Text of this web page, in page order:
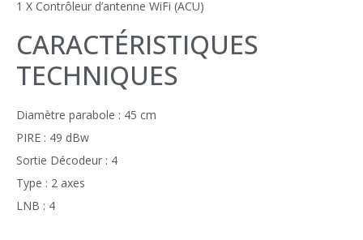
1 X Contrôleur d’antenne WiFi (ACU)
CARACTÉRISTIQUES
TECHNIQUES
Diamètre parabole : 45 cm
PIRE : 49 dBw
Sortie Décodeur : 4
Type : 2 axes
LNB : 4